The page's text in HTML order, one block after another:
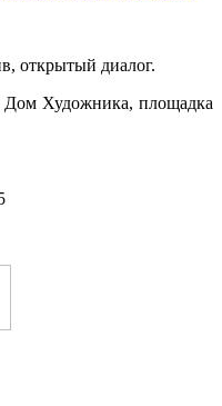
открытый диалог.
Художника, площадка